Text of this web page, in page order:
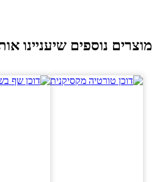
נוספים שיעניינו אותך